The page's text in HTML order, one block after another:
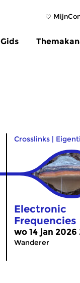
Gids
Crosslinks |
Electronic
Frequencies
wo 14 jan
Wanderer